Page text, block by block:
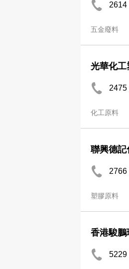
2614
五金廢料
光華化工
2475
化工原料
聯興德記
2766
塑膠原料
香港駿鵬
5229